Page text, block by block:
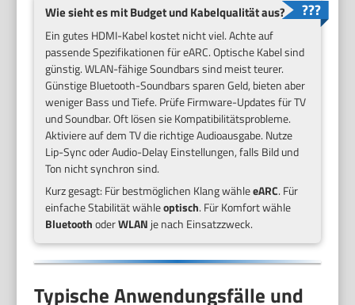
Wie sieht es mit Budget und Kabelqualität aus?
Ein gutes HDMI-Kabel kostet nicht viel. Achte auf
passende Spezifikationen für eARC. Optische Kabel sind
günstig. WLAN-fähige Soundbars sind meist teurer.
Günstige Bluetooth-Soundbars sparen Geld, bieten aber
weniger Bass und Tiefe. Prüfe Firmware-Updates für TV
und Soundbar. Oft lösen sie Kompatibilitätsprobleme.
Aktiviere auf dem TV die richtige Audioausgabe. Nutze
Lip-Sync oder Audio-Delay Einstellungen, falls Bild und
Ton nicht synchron sind.
Kurz gesagt: Für bestmöglichen Klang wähleeARC. Für
einfache Stabilität wähleoptisch. Für Komfort wähle
BluetoothoderWLAN je nach Einsatzzweck.
Typische Anwendungsfälle und